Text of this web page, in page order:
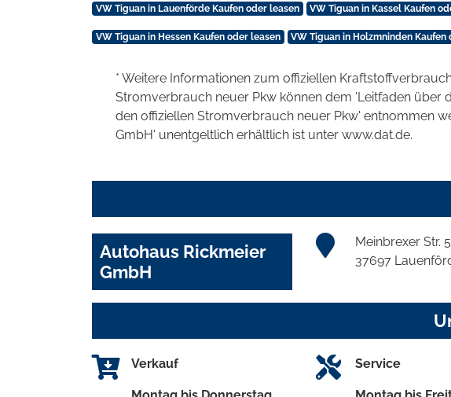
VW Tiguan in Lauenförde Kaufen oder leasen VW Tiguan in Kassel Kaufen
VW Tiguan in Hessen Kaufen oder leasen VW Tiguan in Holzmninden Kaufen
* Weitere Informationen zum offiziellen
Stromverbrauch neuer Pkw können dem 'Leitfaden über
den offiziellen Stromverbrauch neuer Pkw' entnommen
GmbH' unentgeltlich erhältlich ist unter www.dat.de.
Autohaus Rickmeier
GmbH
Meinbrexer Str.
37697
Verkauf Service